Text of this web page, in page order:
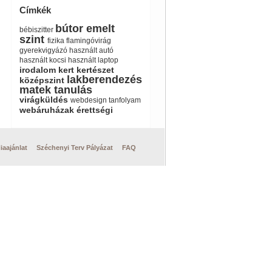
Címkék
bébiszitter bútor emelt
szint fizika flamingóvirág
gyerekvigyázó használt autó
használt kocsi használt laptop
irodalom kert kertészet
középszint lakberendezés
matek tanulás
virágküldés webdesign tanfolyam
webáruházak érettségi
Széchenyi Terv Pályázat FAQ